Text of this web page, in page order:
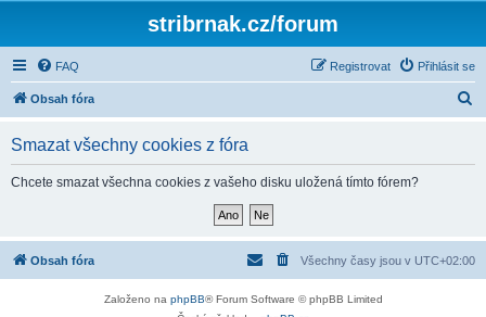
stribrnak.cz/forum
FAQ Přihlásit se
Registrovat
Obsah fóra
Smazat všechny cookies z fóra
Chcete smazat všechna cookies z vašeho disku uložená tímto fórem?
Obsah fóra Všechny časy jsou v UTC+02:00
Založeno na phpBB® Forum Software © phpBB Limited